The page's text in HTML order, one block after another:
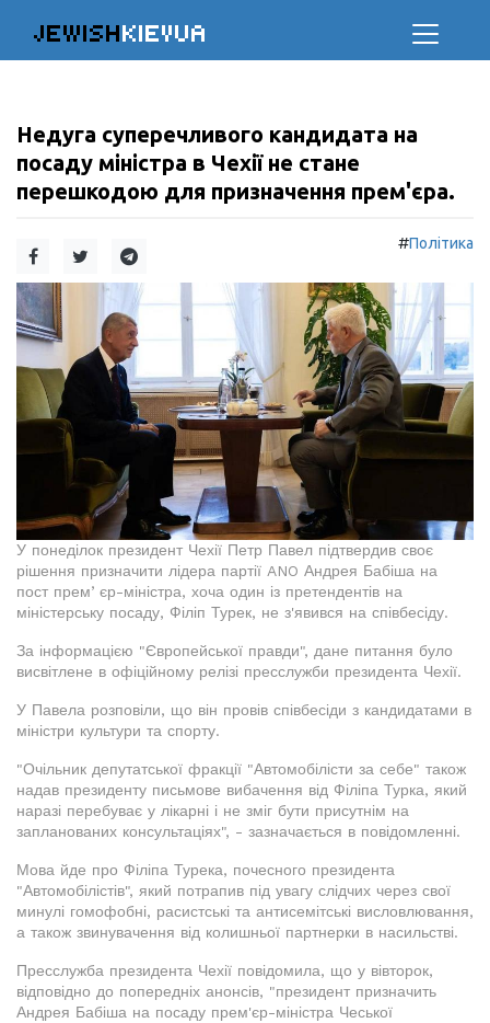
JEWISHKIEVUA
Недуга суперечливого кандидата на
посаду міністра в Чехії не стане
перешкодою для призначення прем'єра.
#Політика
У понеділок президент Чехії Петр Павел підтвердив своє
рішення призначити лідера партії ANO Андрея Бабіша на
пост премʼєр-міністра, хоча один із претендентів на
міністерську посаду, Філіп Турек, не з'явився на співбесіду.
За інформацією "Європейської правди", дане питання було
висвітлене в офіційному релізі пресслужби президента Чехії.
У Павела розповіли, що він провів співбесіди з кандидатами в
міністри культури та спорту.
"Очільник депутатської фракції "Автомобілісти за себе" також
надав президенту письмове вибачення від Філіпа Турка, який
наразі перебуває у лікарні і не зміг бути присутнім на
запланованих консультаціях", - зазначається в повідомленні.
Мова йде про Філіпа Турека, почесного президента
"Автомобілістів", який потрапив під увагу слідчих через свої
минулі гомофобні, расистські та антисемітські висловлювання,
а також звинувачення від колишньої партнерки в насильстві.
Пресслужба президента Чехії повідомила, що у вівторок,
відповідно до попередніх анонсів, "президент призначить
Андрея Бабіша на посаду прем'єр-міністра Чеської